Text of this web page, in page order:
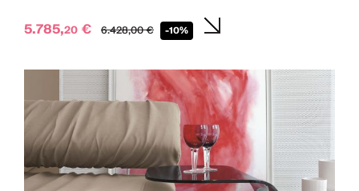
5.785,20 € 6.428,00€ -10%